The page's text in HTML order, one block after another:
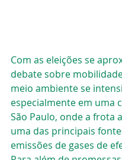
Com as eleições se
debate sobre
meio ambiente se
especialmente em uma
São Paulo, onde a frota
uma das principais
emissões de gases de